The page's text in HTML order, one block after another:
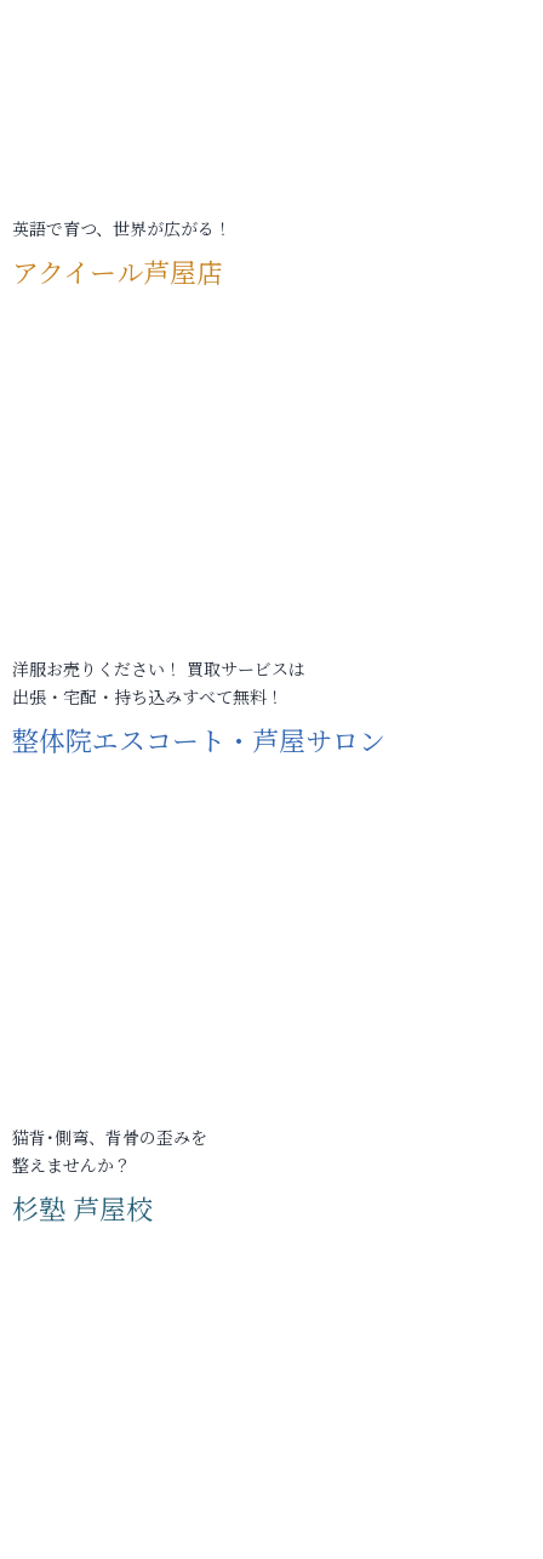
英語で育つ、世界が広がる！
アクイール芦屋店
洋服お売りください！ 買取サービスは
出張・宅配・持ち込みすべて無料！
整体院エスコート・芦屋サロン
猫背･側弯、背骨の歪みを
整えませんか？
杉塾 芦屋校